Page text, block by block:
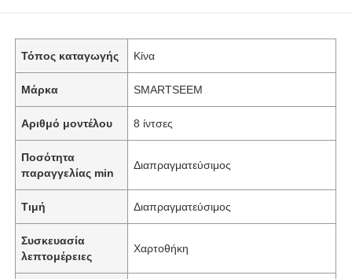
Τόπος καταγωγής Κίνα
Μάρκα SMARTSEEM
Αριθμό μοντέλου 8 ίντσες
Ποσότητα
παραγγελίας min
Διαπραγματεύσιμος
Τιμή Διαπραγματεύσιμος
Συσκευασία
λεπτομέρειες
Χαρτοθήκη